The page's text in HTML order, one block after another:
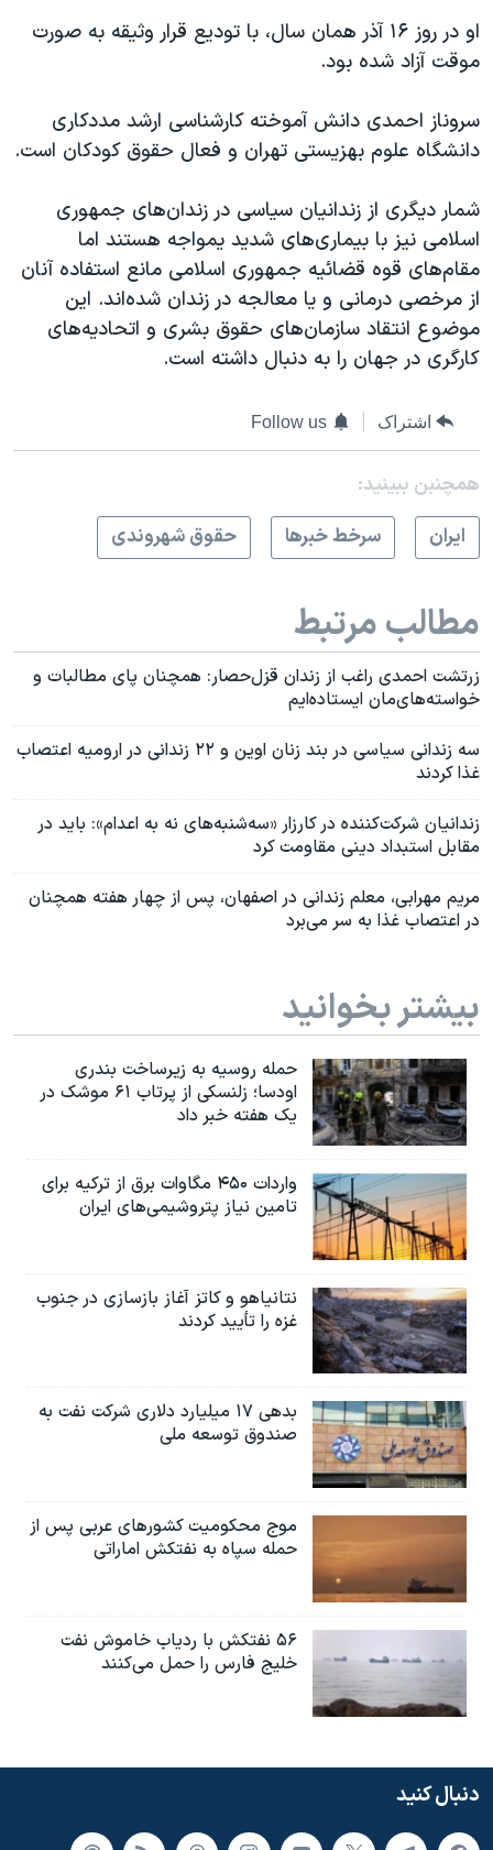
او در روز ۱۶ آذر همان سال، با تودیع قرار وثیقه به صورت
موقت آزاد شده بود.
سروناز احمدی دانش‌ آموخته کارشناسی ارشد مددکاری
دانشگاه علوم بهزیستی تهران و فعال حقوق کودکان است.
شمار دیگری از زندانیان سیاسی در زندان‌های جمهوری
اسلامی نیز با بیماری‌های شدید یمواجه هستند اما
مقام‌های قوه قضائیه جمهوری اسلامی مانع استفاده آنان
از مرخصی درمانی و یا معالجه در زندان شده‌اند. این
موضوع انتقاد سازمان‌های حقوق بشری و اتحادیه‌های
کارگری در جهان را به دنبال داشته است.
اشتراک Follow us
همچنبن ببینید:
ايران
سرخط خبرها حقوق شهروندی
مطالب مرتبط
زرتشت احمدی راغب از زندان قزل‌حصار: همچنان پای مطالبات و
خواسته‌های‌مان ایستاده‌ایم
سه زندانی سیاسی در بند زنان اوین و ۲۲ زندانی در ارومیه اعتصاب
غذا کردند
زندانیان شرکت‌کننده در کارزار «سه‌شنبه‌های نه به اعدام»: باید در
مقابل استبداد دینی مقاومت کرد
مریم مهرابی، معلم زندانی در اصفهان، پس از چهار هفته همچنان
در اعتصاب غذا به سر می‌برد
بیشتر بخوانید
حمله روسیه به زیرساخت بندری
اودسا؛ زلنسکی از پرتاب ۶۱ موشک در
یک هفته خبر داد
واردات ۴۵۰ مگاوات برق از ترکیه برای
تامین نیاز پتروشیمی‌های ایران
نتانیاهو و کاتز آغاز بازسازی در جنوب
غزه را تأیید کردند
بدهی ۱۷ میلیارد دلاری شرکت نفت به
صندوق توسعه ملی
موج محکومیت کشورهای عربی پس از
حمله سپاه به نفتکش اماراتی
۵۶ نفتکش با ردیاب خاموش نفت
خلیج فارس را حمل می‌کنند
دنبال کنید